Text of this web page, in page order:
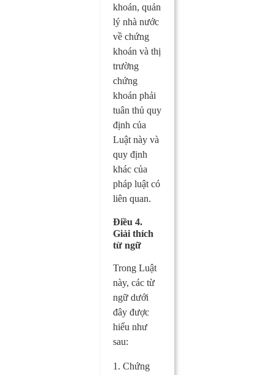
khoán, quản
lý nhà nước
về chứng
khoán và thị
trường
chứng
khoán phải
tuân thủ quy
định của
Luật này và
quy định
khác của
pháp luật có
liên quan.
Điều 4.
Giải thích
từ ngữ
Trong Luật
này, các từ
ngữ dưới
đây được
hiểu như
sau:
1. Chứng